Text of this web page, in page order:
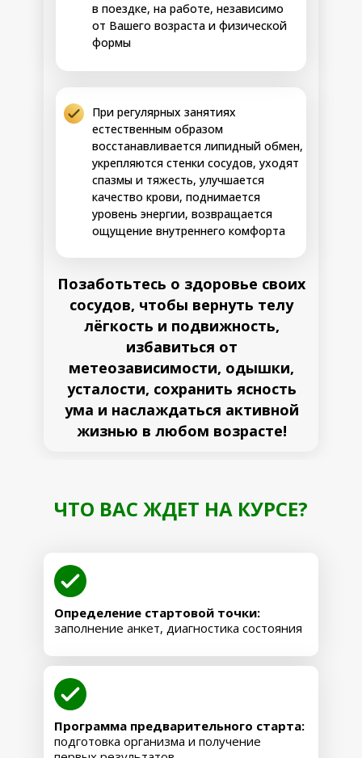
в поездке, на работе, независимо
от Вашего возраста и физической
формы
Позаботьтесь о здоровье своих
сосудов, чтобы вернуть телу
лёгкость и подвижность,
избавиться от
метеозависимости, одышки,
усталости, сохранить ясность
ума и наслаждаться активной
жизнью в любом возрасте!
При регулярных занятиях
естественным образом
восстанавливается липидный обмен,
укрепляются стенки сосудов, уходят
спазмы и тяжесть, улучшается
качество крови, поднимается
уровень энергии, возвращается
ощущение внутреннего комфорта
ЧТО ВАС ЖДЕТ НА КУРСЕ?
Определение стартовой точки:
заполнение анкет, диагностика состояния
Программа предварительного старта:
подготовка организма и получение
ПЕРЕПРОШИВКА ГЕНЕТИКИ
ПРЕДОТВРАЩАЕМ ВОЗНИКНОВЕНИЕ
ЗОН ЗАТРУДНЁННОГО ОБМЕНА
Результаты:
исключение возвращения к
патологическим схемам из-за
наследственности и стрессов
• Снижение влияния наследственности
на сосуды и сердечно-сосудистые риски
• Усиление способности к саморегуляции
и адаптации, самостоятельная
регуляция обменных процессов и
биохимических показателей
• Становление улучшенного обмена
• Счастливая жизнь без оглядки на
наследственность, с уверенностью в
своём организме и качестве жизни
19.900 руб.
ЗАБРОНИРОВАТЬ МЕСТО
33.200 руб.
Шаг 4
22-28 день
Результаты:
налаживание питания внутренних
органов
Результаты:
налаживание питания внутренних
органов
Результаты:
налаживание питания внутренних
органов
АНТИСПАЗМ
СНИМАЕМ СПАЗМЫ,
ОБЛЕГЧАЕМ БОЛЬ
Результаты:
• Устранение спазмов и блоков,
налаживание питания внутренних
органов
АНТИСПАЗМ
"ПРОЧНАЯ ОСНОВА"
Шаг 1